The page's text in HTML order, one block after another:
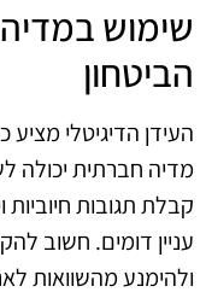
שימוש
הביטחון
העידן הדיגיטלי
מדיה חברתית יכולה
קבלת תגובות
עניין דומים. חשוב
ולהימנע מהשוואות